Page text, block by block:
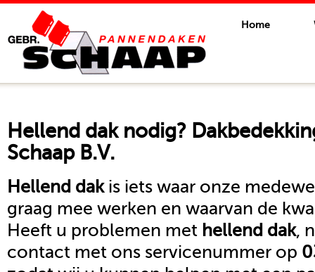
Home
Hellend daknodig?
Schaap B.V.
Hellend dakis iets waar onze
graag mee werken en waarvan de
Heeft u problemen met hellend dak,
contact met ons servicenummer op